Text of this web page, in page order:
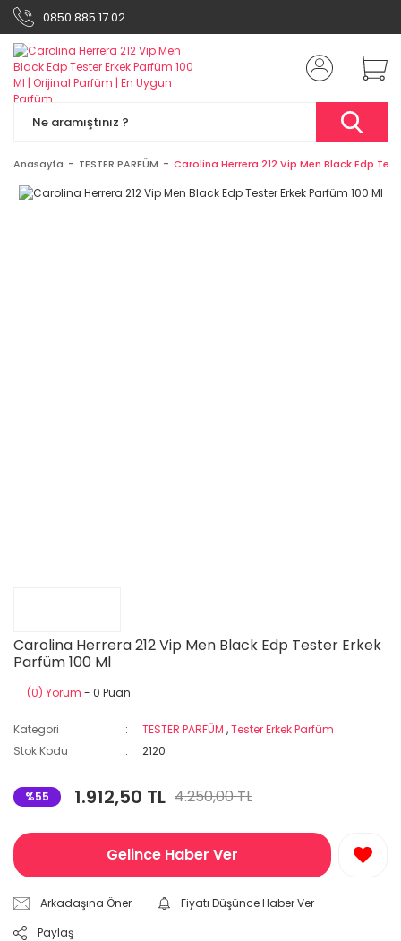
0850 885 17 02
Anasayfa TESTER PARFÜM Carolina Herrera 212 Vip Men Black Edp
Carolina Herrera 212 Vip Men Black Edp Tester Erkek
Parfüm 100 Ml
(0) Yorum - 0 Puan
Kategori TESTER PARFÜM ,Tester Erkek Parfüm
Stok Kodu
2120
%55 1.912,50 TL 4.250,00 TL
Gelince Haber Ver
Arkadaşına Öner
Fiyatı Düşünce Haber Ver
Paylaş